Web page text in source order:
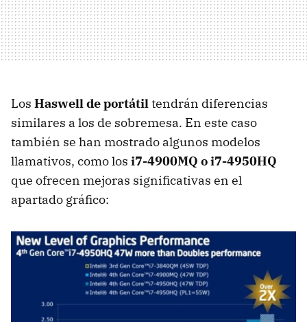
Los Haswell de portátiltendrán diferencias
similares a los de sobremesa. En este caso
también se han mostrado algunos modelos
llamativos, como los i7-4900MQ o i7-4950HQ
que ofrecen mejoras significativas en el
apartado gráfico: